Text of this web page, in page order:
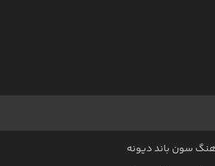
سون باند دیونه